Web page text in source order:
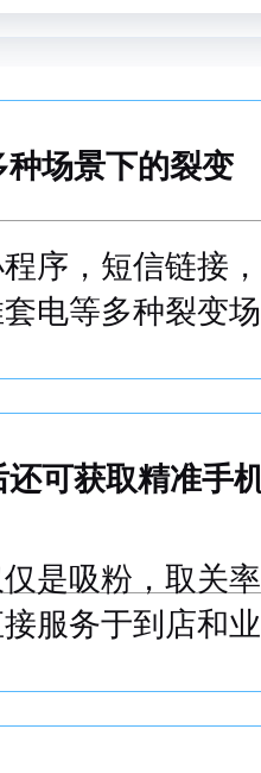
种场景下的裂变
序，短信链接
电等多种裂变
还可获取精准手
是吸粉，取关
服务于到店和